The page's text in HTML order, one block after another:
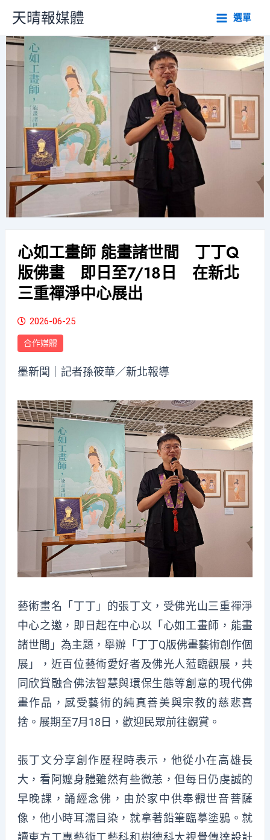
主
內
天晴報媒體 選單
心如工畫師 能畫諸世間 丁丁Q
版佛畫 即日至7/18日 在新北
三重禪淨中心展出
2026-06-25
合作媒體
墨新聞 ｜記者孫筱華／新北報導
藝術畫名「丁丁」的張丁文，受佛光山三重禪淨
中心之邀，即日起在中心以「心如工畫師，能畫
諸世間」為主題，舉辦「丁丁Q版佛畫藝術創作個
展」，近百位藝術愛好者及佛光人蒞臨觀展，共
同欣賞融合佛法智慧與環保生態等創意的現代佛
畫作品，感受藝術的純真善美與宗教的慈悲喜
捨。展期至7月18日，歡迎民眾前往觀賞。
張丁文分享創作歷程時表示，他從小在高雄長
大，看阿嬤身體雖然有些微恙，但每日仍虔誠的
早晚課，誦經念佛，由於家中供奉觀世音菩薩
像，他小時耳濡目染，就拿著鉛筆臨摹塗鴉。就
讀東方工專藝術工藝科和樹德科大視覺傳達設計